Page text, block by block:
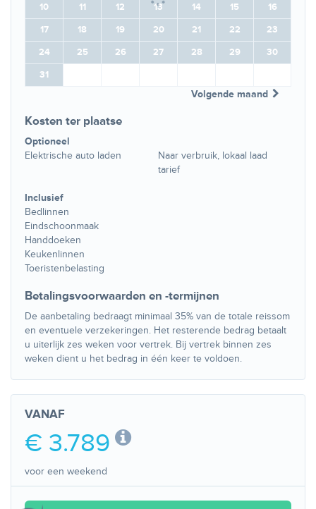
10
11 12 13 14 15
16
17
18 19 20 21 22
23
24
25 26 27 28 29
30
31
Volgende maand
Kosten ter plaatse
Optioneel
Elektrische auto laden
Naar verbruik, lokaal laad
tarief
Inclusief
Bedlinnen
Eindschoonmaak
Handdoeken
Keukenlinnen
Toeristenbelasting
Betalingsvoorwaarden en -termijnen
De aanbetaling bedraagt minimaal 35% van de totale reissom
en eventuele verzekeringen. Het resterende bedrag betaalt
u uiterlijk zes weken voor vertrek. Bij vertrek binnen zes
weken dient u het bedrag in één keer te voldoen.
VANAF
€ 3.789
voor een weekend